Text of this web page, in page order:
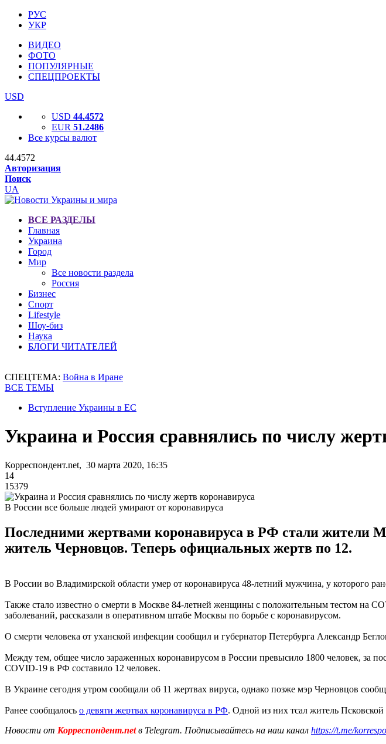
РУС
УКР
ВИДЕО
ФОТО
ПОПУЛЯРНЫЕ
СПЕЦПРОЕКТЫ
USD
USD 44.4572
EUR 51.2486
Все курсы валют
44.4572
Авторизация
Поиск
UA
ВСЕ РАЗДЕЛЫ
Главная
Украина
Город
Мир
Все новости раздела
Россия
Бизнес
Спорт
Lifestyle
Шоу-биз
Наука
БЛОГИ ЧИТАТЕЛЕЙ
СПЕЦТЕМА: Война в Иране
ВСЕ ТЕМЫ
Вступление Украины в ЕС
Украина и Россия сравнялись по числу
Корреспондент.net, 30 марта 2020, 16:35
14
15379
В России все больше людей умирают от коронавируса
Последними жертвами коронавируса в РФ стали жители
житель Черновцов. Теперь официальных жертв по 12.
В России во Владимирской области умер от коронавируса 48-летний мужчина, у которого
Также стало известно о смерти в Москве 84-летней женщины с положительным тестом на
заболеваний, рассказали в оперативном штабе Москвы по борьбе с коронавирусом.
О смерти человека от уханской инфекции сообщил и губернатор Петербурга Александр
Между тем, общее число зараженных коронавирусом в России превысило 1800 человек, за
COVID-19 в РФ составило 12 человек.
В Украине сегодня утром сообщали об 11 жертвах вируса, однако позже мэр Черновцов
Ранее сообщалось о девяти жертвах коронавируса в РФ. Одной из них тсал житель Псковской
Новости от Корреспондент.netв Telegram. Подписывайтесь на наш канал https://t.me/